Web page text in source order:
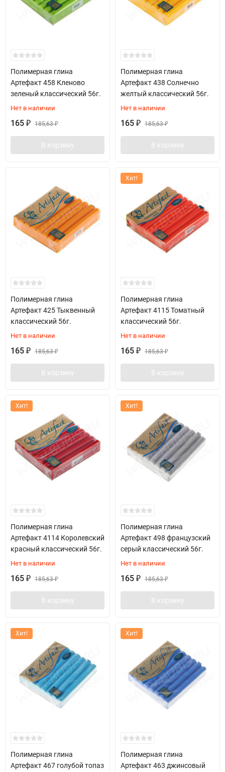
Полимерная глина
Артефакт 458 Кленово
зеленый классический 56г.
Нет в наличии
165 ₽ 185,63₽
В корзину
Полимерная глина
Артефакт 438 Солнечно
желтый классический 56г.
Нет в наличии
165 ₽ 185,63₽
В корзину
Полимерная глина
Артефакт 425 Тыквенный
классический 56г.
Нет в наличии
165 ₽ 185,63₽
В корзину
Хит!
Полимерная глина
Артефакт 4115 Томатный
классический 56г.
Нет в наличии
165 ₽ 185,63₽
В корзину
Хит!
Полимерная глина
Артефакт 4114 Королевский
красный классический 56г.
Нет в наличии
165 ₽ 185,63₽
В корзину
Хит!
Полимерная глина
Артефакт 498 французский
серый классический 56г.
Нет в наличии
165 ₽ 185,63₽
В корзину
Хит!
Полимерная глина
Артефакт 467 голубой топаз
Хит!
Полимерная глина
Артефакт 463 джинсовый